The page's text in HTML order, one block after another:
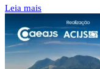
Leia mais